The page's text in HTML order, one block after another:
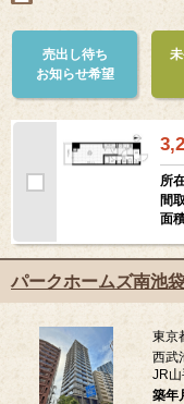
売出し待ち
お知らせ希望
所
間
面
パークホームズ南池袋
東京
西武
JR
築年